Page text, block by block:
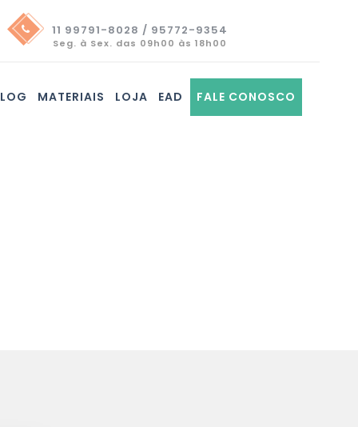
11 99791-8028 / 95772-9354
Seg. à Sex. das 09h00 às 18h00
MATERIAIS LOJA EAD FALE CONOSCO